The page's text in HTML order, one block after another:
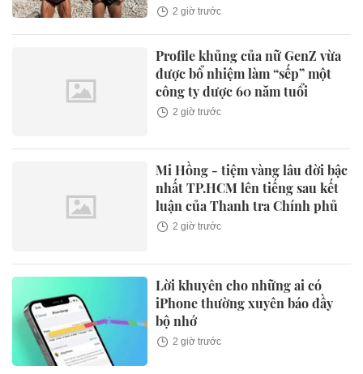
2 giờ trước
Profile khủng của nữ GenZ vừa
được bổ nhiệm làm “sếp” một
công ty dược 60 năm tuổi
2 giờ trước
Mi Hồng - tiệm vàng lâu đời bậc
nhất TP.HCM lên tiếng sau kết
luận của Thanh tra Chính phủ
2 giờ trước
Lời khuyên cho những ai có
iPhone thường xuyên báo đầy
bộ nhớ
2 giờ trước